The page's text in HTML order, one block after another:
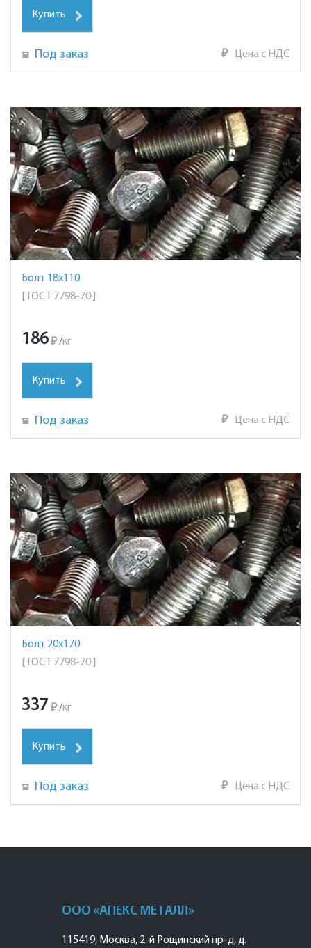
Купить
Под заказ ₽ Цена с НДС
Болт 18х110
[ ГОСТ 7798-70 ]
186₽ /кг
Купить
Под заказ ₽ Цена с НДС
Болт 20х170
[ ГОСТ 7798-70 ]
337 ₽ /кг
Купить
Под заказ ₽ Цена с НДС
ООО «АПЕКС МЕТАЛЛ»
115419, Москва, 2-й Рощинский пр-д, д.